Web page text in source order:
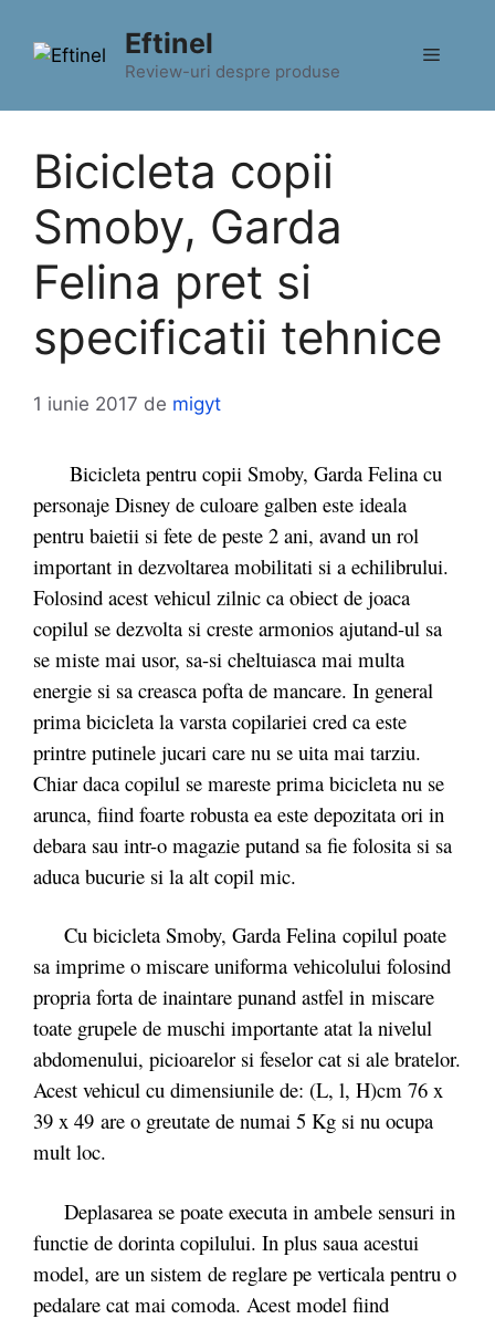
conținut
Eftinel
Review-uri despre produse
Meniu
Bicicleta copii
Smoby, Garda
Felina pret si
specificatii tehnice
1 iunie 2017 de migyt
Bicicleta pentru copii Smoby, Garda Felina cu
personaje Disney de culoare galben este ideala
pentru baietii si fete de peste 2 ani, avand un rol
important in dezvoltarea mobilitati si a echilibrului.
Folosind acest vehicul zilnic ca obiect de joaca
copilul se dezvolta si creste armonios ajutand-ul sa
se miste mai usor, sa-si cheltuiasca mai multa
energie si sa creasca pofta de mancare. In general
prima bicicleta la varsta copilariei cred ca este
printre putinele jucari care nu se uita mai tarziu.
Chiar daca copilul se mareste prima bicicleta nu se
arunca, fiind foarte robusta ea este depozitata ori in
debara sau intr-o magazie putand sa fie folosita si sa
aduca bucurie si la alt copil mic.
Cu bicicleta Smoby, Garda Felina copilul poate
sa imprime o miscare uniforma vehicolului folosind
propria forta de inaintare punand astfel in miscare
toate grupele de muschi importante atat la nivelul
abdomenului, picioarelor si feselor cat si ale bratelor.
Acest vehicul cu dimensiunile de: (L, l, H)cm 76 x
39 x 49 are o greutate de numai 5 Kg si nu ocupa
mult loc.
Deplasarea se poate executa in ambele sensuri in
functie de dorinta copilului. In plus saua acestui
model, are un sistem de reglare pe verticala pentru o
pedalare cat mai comoda. Acest model fiind